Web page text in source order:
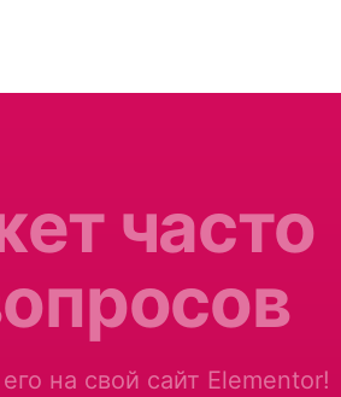
часто
на свой сайт Elementor!